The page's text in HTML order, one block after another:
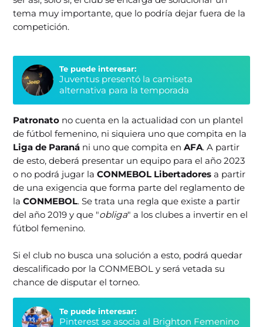
tema muy importante, que lo podría dejar fuera de la
competición.
Te puede interesar:
Juventus presentó la camiseta
alternativa para la temporada
Patronato no cuenta en la actualidad con un plantel
de fútbol femenino, ni siquiera uno que compita en la
Liga de Paraná ni uno que compita enAFA. A partir
de esto, deberá presentar un equipo para el año 2023
o no podrá jugar laCONMEBOL Libertadores a partir
de una exigencia que forma parte del reglamento de
laCONMEBOL. Se trata una regla que existe a partir
del año 2019 y que "obliga" a los clubes a invertir en el
fútbol femenino.
Si el club no busca una solución a esto, podrá quedar
descalificado por la CONMEBOL y será vetada su
chance de disputar el torneo.
Te puede interesar:
Pinterest se asocia al Brighton Femenino